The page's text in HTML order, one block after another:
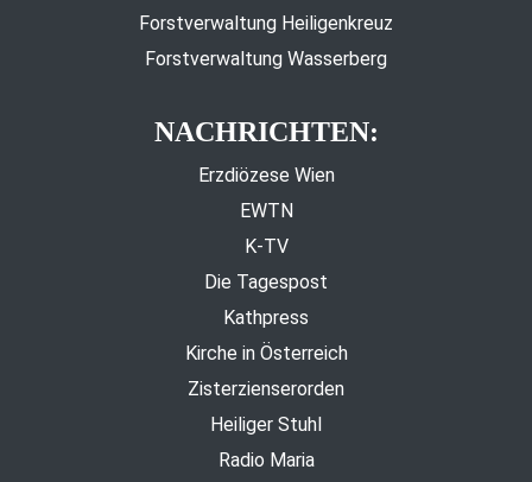
Forstverwaltung Heiligenkreuz
Forstverwaltung Wasserberg
NACHRICHTEN:
Erzdiözese Wien
EWTN
K-TV
Die Tagespost
Kathpress
Kirche in Österreich
Zisterzienserorden
Heiliger Stuhl
Radio Maria